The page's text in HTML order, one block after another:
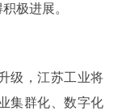
极进展。
级，江苏工业将
集群化、数字化